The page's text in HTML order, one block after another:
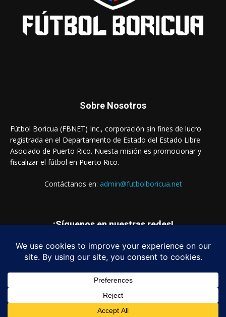
Sobre Nosotros
Fútbol Boricua (FBNET) Inc., corporación sin fines de lucro
registrada en el Departamento de Estado del Estado Libre
Asociado de Puerto Rico. Nuesta misión es promocionar y
fiscalizar el fútbol en Puerto Rico.
Contáctanos en: admin@futbolboricua.net
¡Síguenos en nuestras redes!
© Copyright 2023 - Fútbol Boricua (FBNET) Inc.